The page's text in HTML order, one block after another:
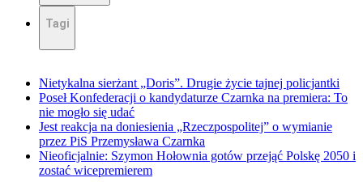
Tagi
Nietykalna sierżant „Doris”. Drugie życie tajnej policjantki
Poseł Konfederacji o kandydaturze Czarnka na premiera: To
nie mogło się udać
Jest reakcja na doniesienia „Rzeczpospolitej” o wymianie
przez PiS Przemysława Czarnka
Nieoficjalnie: Szymon Hołownia gotów przejąć Polskę 2050 i
zostać wicepremierem